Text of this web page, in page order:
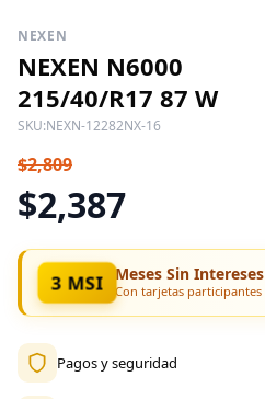
NEXEN
NEXEN N6000
215/40/R17 87 W
SKU:NEXN-12282NX-16
$2,809
$2,387
3 MSI Meses Sin Intereses
Con tarjetas participantes
Pagos y seguridad